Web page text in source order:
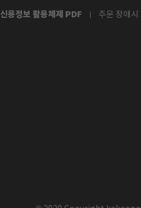
신용정보 활용체제 PDF 주문 장애